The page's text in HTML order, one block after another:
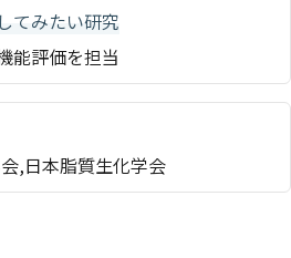
てみたい研究
能評価を担当
,日本脂質生化学会